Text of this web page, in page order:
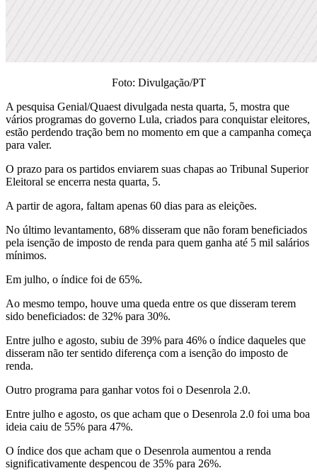
Foto: Divulgação/PT
A pesquisa Genial/Quaest divulgada nesta quarta, 5, mostra que
vários programas do governo Lula, criados para conquistar eleitores,
estão perdendo tração bem no momento em que a campanha começa
para valer.
O prazo para os partidos enviarem suas chapas ao Tribunal Superior
Eleitoral se encerra nesta quarta, 5.
A partir de agora, faltam apenas 60 dias para as eleições.
No último levantamento, 68% disseram que não foram beneficiados
pela isenção de imposto de renda para quem ganha até 5 mil salários
mínimos.
Em julho, o índice foi de 65%.
Ao mesmo tempo, houve uma queda entre os que disseram terem
sido beneficiados: de 32% para 30%.
Entre julho e agosto, subiu de 39% para 46% o índice daqueles que
disseram não ter sentido diferença com a isenção do imposto de
renda.
Outro programa para ganhar votos foi o Desenrola 2.0.
Entre julho e agosto, os que acham que o Desenrola 2.0 foi uma boa
ideia caiu de 55% para 47%.
O índice dos que acham que o Desenrola aumentou a renda
significativamente despencou de 35% para 26%.